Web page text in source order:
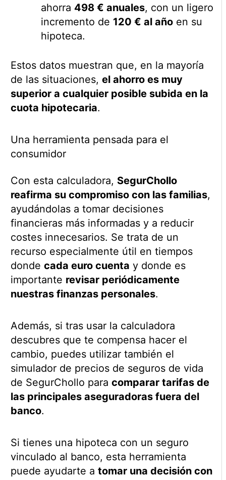
ahorra 498 € anuales, con un ligero
incremento de 120 € al añoen su
hipoteca.
Estos datos muestran que, en la mayoría
de las situaciones, el ahorro es muy
superior a cualquier posible subida en la
cuota hipotecaria.
Una herramienta pensada para el
consumidor
Con esta calculadora, SegurChollo
reafirma su compromiso con las familias,
ayudándolas a tomar decisiones
financieras más informadas y a reducir
costes innecesarios. Se trata de un
recurso especialmente útil en tiempos
donde cada euro cuenta y donde es
importante revisar periódicamente
nuestras finanzas personales.
Además, si tras usar la calculadora
descubres que te compensa hacer el
cambio, puedes utilizar también el
simulador de precios de seguros de vida
de SegurChollo para comparar tarifas de
las principales aseguradoras fuera del
banco.
Si tienes una hipoteca con un seguro
vinculado al banco, esta herramienta
puede ayudarte a tomar una decisión con